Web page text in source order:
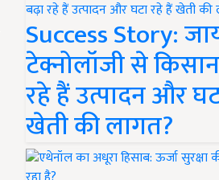
Success Story:
टेक्नोलॉजी से
रहे हैं उत्पादन और
खेती की लागत?